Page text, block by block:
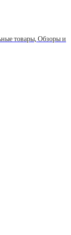
товары, Обзоры и